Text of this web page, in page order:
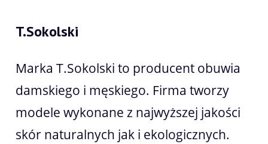
T.Sokolski
Marka T.Sokolski to producent obuwia
damskiego i męskiego. Firma tworzy
modele wykonane z najwyższej jakości
skór naturalnych jak i ekologicznych.